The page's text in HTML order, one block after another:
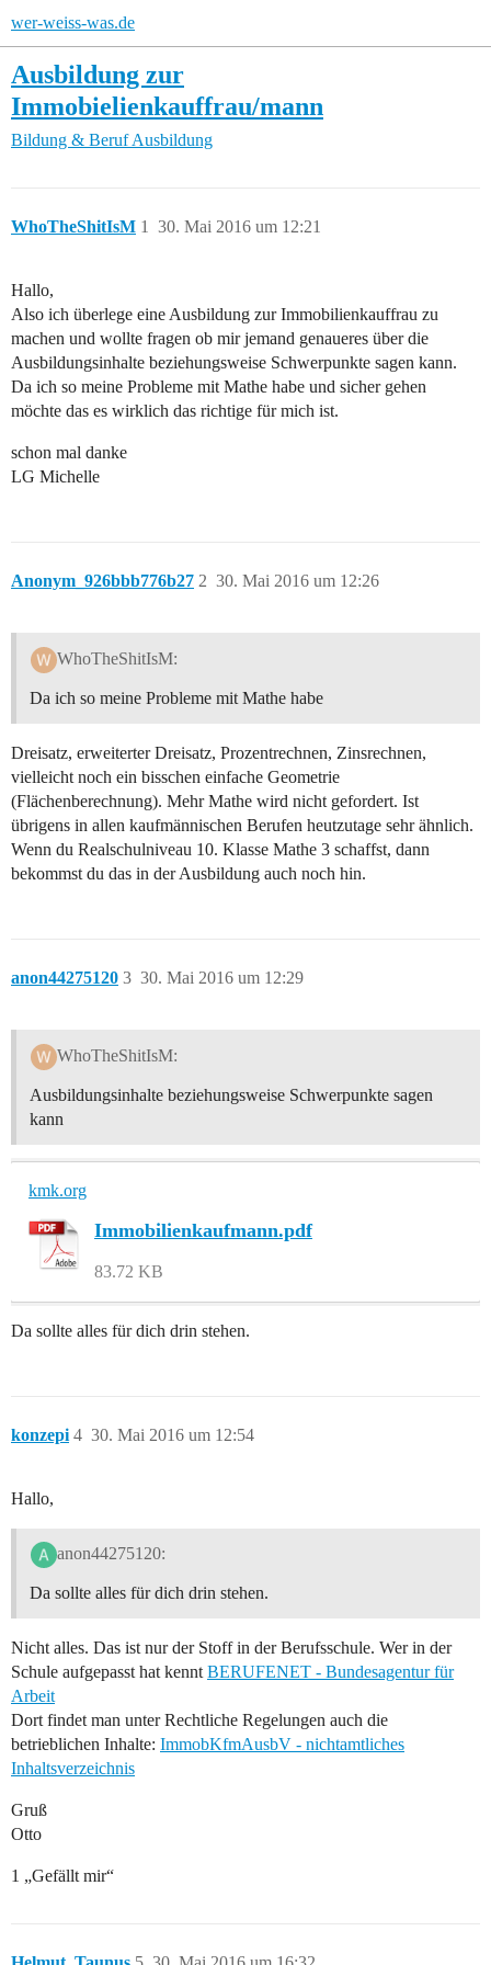
wer-weiss-was.de
Ausbildung zur
Immobielienkauffrau/mann
Bildung & Beruf Ausbildung
WhoTheShitIsM 30. Mai 2016 um 12:21
1
Hallo,
Also ich überlege eine Ausbildung zur Immobilienkauffrau zu
machen und wollte fragen ob mir jemand genaueres über die
Ausbildungsinhalte beziehungsweise Schwerpunkte sagen kann.
Da ich so meine Probleme mit Mathe habe und sicher gehen
möchte das es wirklich das richtige für mich ist.
schon mal danke
LG Michelle
Anonym_926bbb776b27 30. Mai 2016 um 12:26
2
WhoTheShitIsM:
Da ich so meine Probleme mit Mathe habe
Dreisatz, erweiterter Dreisatz, Prozentrechnen, Zinsrechnen,
vielleicht noch ein bisschen einfache Geometrie
(Flächenberechnung). Mehr Mathe wird nicht gefordert. Ist
übrigens in allen kaufmännischen Berufen heutzutage sehr ähnlich.
Wenn du Realschulniveau 10. Klasse Mathe 3 schaffst, dann
bekommst du das in der Ausbildung auch noch hin.
anon44275120 30. Mai 2016 um 12:29
3
WhoTheShitIsM:
Ausbildungsinhalte beziehungsweise Schwerpunkte sagen
kann
kmk.org
Immobilienkaufmann.pdf
83.72 KB
Da sollte alles für dich drin stehen.
konzepi 30. Mai 2016 um 12:54
4
Hallo,
anon44275120:
Da sollte alles für dich drin stehen.
Nicht alles. Das ist nur der Stoff in der Berufsschule. Wer in der
Schule aufgepasst hat kenntBERUFENET - Bundesagentur für
Arbeit
Dort findet man unter Rechtliche Regelungen auch die
betrieblichen Inhalte: ImmobKfmAusbV - nichtamtliches
Inhaltsverzeichnis
Gruß
Otto
1 „Gefällt mir“